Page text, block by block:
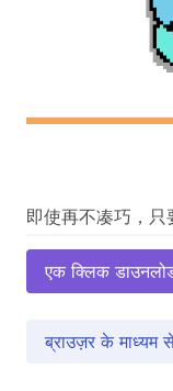
एक क्लिक
ब्राउज़र के माध्यम